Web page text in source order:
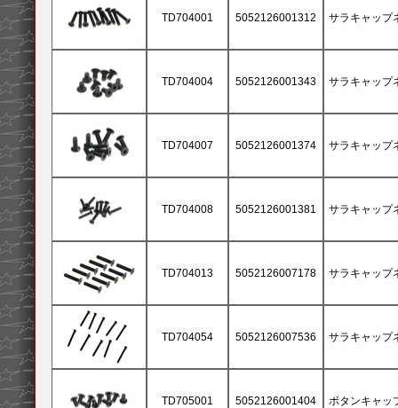
TD704001 5052126001312 サラキャップ
TD704004 5052126001343 サラキャップ
TD704007 5052126001374 サラキャップ
TD704008 5052126001381 サラキャップ
TD704013 5052126007178 サラキャップ
TD704054 5052126007536 サラキャップ
TD705001 5052126001404 ボタンキャッ